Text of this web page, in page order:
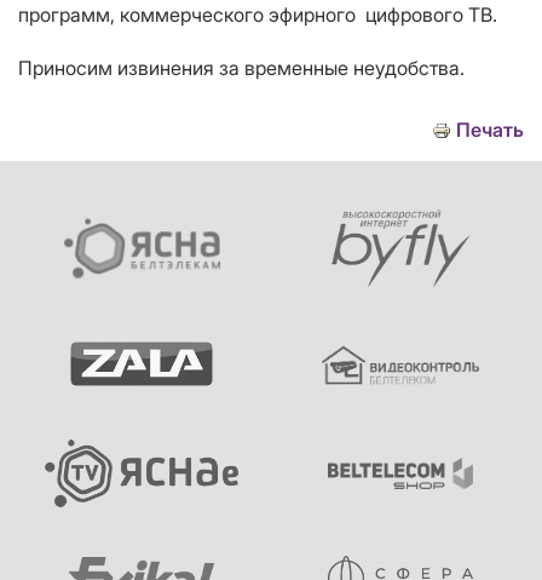
программ, коммерческого эфирного цифрового ТВ.
Приносим извинения за временные неудобства.
Печать